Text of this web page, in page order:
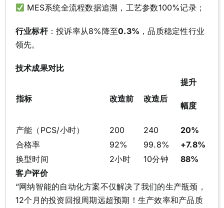
MES系统全流程数据追溯，工艺参数100%记录；
行业标杆：投诉率从8%降至0.3% ，品质稳定性行业
领先。
技术成果对比
指标 改造前 改造后
提升
幅度
产能（PCS/小时） 200 240
20%
合格率
92% 99.8%
+7.8%
换型时间
2小时 10分钟
88%
客户评价
“网纳智能的自动化方案不仅解决了我们的生产瓶颈，
12个月的投资回报周期远超预期！生产效率和产品质